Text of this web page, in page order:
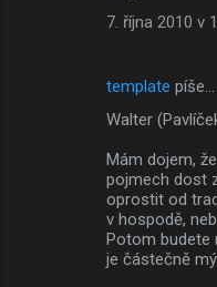
7. října 2010 v
template píše…
Walter
Mám dojem,
pojmech dost
oprostit od
v hospodě,
Potom budete
je částečně